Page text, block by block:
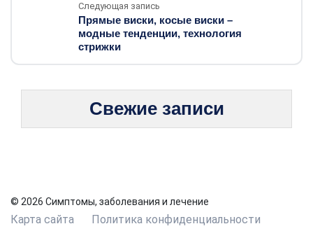
Следующая запись
Прямые виски, косые виски –
модные тенденции, технология
стрижки
Свежие записи
© 2026 Симптомы, заболевания и лечение
Карта сайта
Политика конфиденциальности